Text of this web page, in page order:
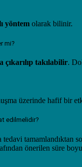
yöntem olarak bilinir.
mi?
çıkarılıp takılabilir.
üzerinde hafif bir
edilmelidir?
tamamlandıktan
önerilen süre